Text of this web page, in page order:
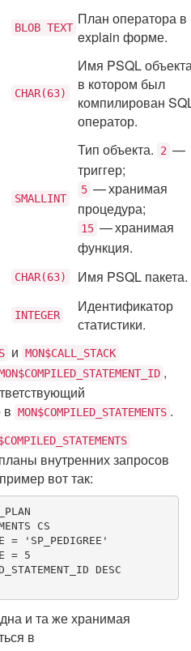
BLOB TEXT План оператора в
explain форме.
CHAR(63)
Имя PSQL
в котором был
компилирован
оператор.
SMALLINT
Тип объекта. 2 —
триггер;
5 — хранимая
процедура;
15 — хранимая
функция.
CHAR(63) Имя PSQL пакета.
INTEGER
Идентификатор
статистики.
и MON$CALL_STACK
,
в MON$COMPILED_STATEMENTS .
внутренних запросов
вот так:
= ' SP_PEDIGREE '
= 5
DESC
и та же хранимая
в